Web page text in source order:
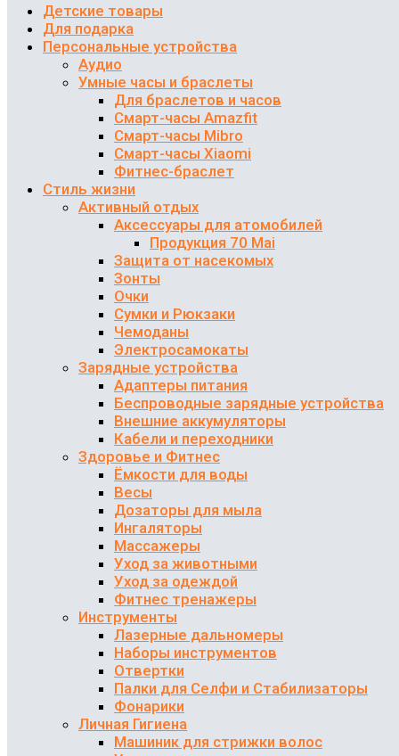
Детские товары
Для подарка
Персональные устройства
Аудио
Умные часы и браслеты
Для браслетов и часов
Смарт-часы Amazfit
Смарт-часы Mibro
Смарт-часы Xiaomi
Фитнес-браслет
Стиль жизни
Активный отдых
Аксессуары для атомобилей
Продукция 70 Mai
Защита от насекомых
Зонты
Очки
Сумки и Рюкзаки
Чемоданы
Электросамокаты
Зарядные устройства
Адаптеры питания
Беспроводные зарядные устройства
Внешние аккумуляторы
Кабели и переходники
Здоровье и Фитнес
Ёмкости для воды
Весы
Дозаторы для мыла
Ингаляторы
Массажеры
Уход за животными
Уход за одеждой
Фитнес тренажеры
Инструменты
Лазерные дальномеры
Наборы инструментов
Отвертки
Палки для Селфи и Стабилизаторы
Фонарики
Личная Гигиена
Машиник для стрижки волос